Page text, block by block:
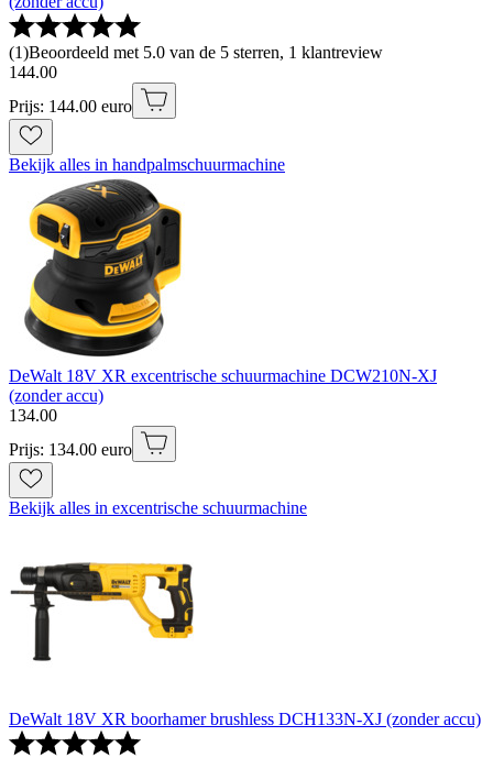
(1)Beoordeeld met 5.0 van de 5 sterren, 1 klantreview
144.00
Prijs: 144.00 euro
Bekijk alles in handpalmschuurmachine
DeWalt 18V XR excentrische schuurmachine DCW210N-XJ
(zonder accu)
134.00
Prijs: 134.00 euro
Bekijk alles in excentrische schuurmachine
DeWalt 18V XR boorhamer brushless DCH133N-XJ (zonder accu)